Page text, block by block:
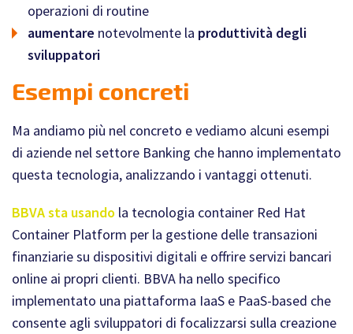
operazioni di routine
aumentare notevolmente la produttività degli
sviluppatori
Esempi concreti
Ma andiamo più nel concreto e vediamo alcuni esempi
di aziende nel settore Banking che hanno implementato
questa tecnologia, analizzando i vantaggi ottenuti.
BBVA sta usando la tecnologia container Red Hat
Container Platform per la gestione delle transazioni
finanziarie su dispositivi digitali e offrire servizi bancari
online ai propri clienti. BBVA ha nello specifico
implementato una piattaforma IaaS e PaaS-based che
consente agli sviluppatori di focalizzarsi sulla creazione